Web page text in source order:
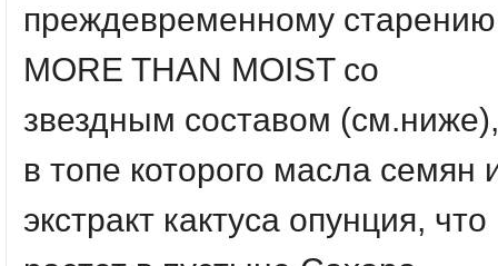
преждевременному
MORE THAN MOIST со
звездным составом (см.ниже),
в топе которого масла семян
экстракт кактуса опунция, что